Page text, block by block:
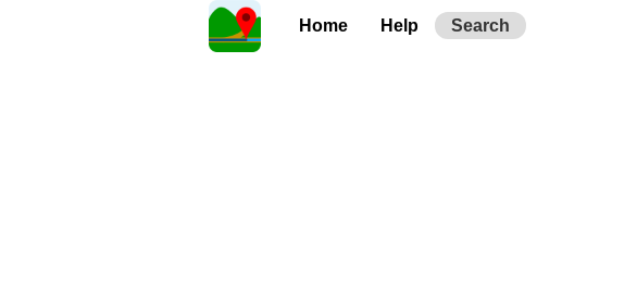
Home Help Search